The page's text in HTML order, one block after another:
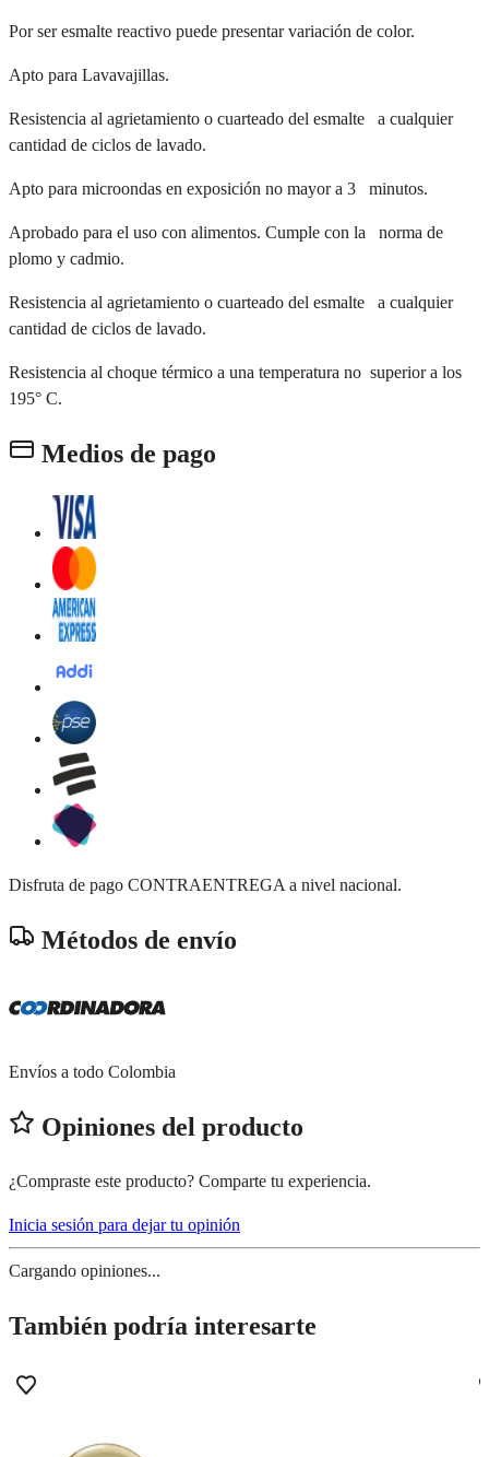
Por ser esmalte reactivo puede presentar variación de color.
Apto para Lavavajillas.
Resistencia al agrietamiento o cuarteado del esmalte a cualquier
cantidad de ciclos de lavado.
Apto para microondas en exposición no mayor a 3 minutos.
Aprobado para el uso con alimentos. Cumple con la norma de
plomo y cadmio.
Resistencia al agrietamiento o cuarteado del esmalte a cualquier
cantidad de ciclos de lavado.
Resistencia al choque térmico a una temperatura no superior a los
195° C.
Medios de pago
Disfruta de pago CONTRAENTREGA a nivel nacional.
Métodos de envío
Envíos a todo Colombia
Opiniones del producto
¿Compraste este producto? Comparte tu experiencia.
Inicia sesión para dejar tu opinión
Cargando opiniones...
También podría interesarte